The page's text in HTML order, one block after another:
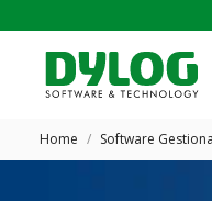
Tu sei qui:
Home Software